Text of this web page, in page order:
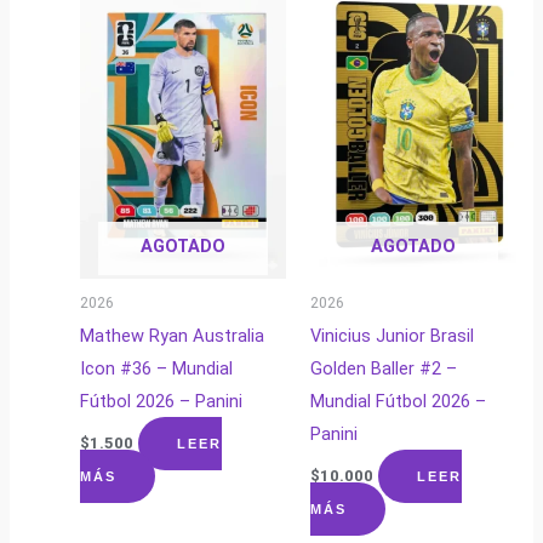
AGOTADO
2026
Mathew Ryan Australia
Icon #36 – Mundial
Fútbol 2026 – Panini
$1.500 LEER
MÁS
AGOTADO
2026
Vinicius Junior Brasil
Golden Baller #2 –
Mundial Fútbol 2026 –
Panini
$10.000 LEER
MÁS